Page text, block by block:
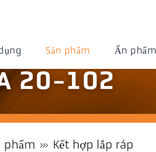
Sản phẩm Ấn phẩm
20-102
phẩm Kết hợp lắp ráp